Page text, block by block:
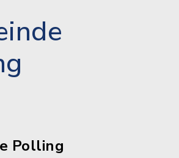
Polling